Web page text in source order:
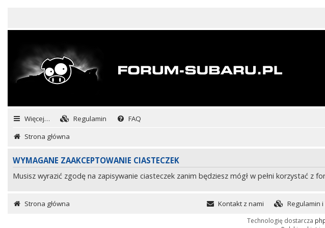
Więcej… Regulamin FAQ
Strona główna
WYMAGANE ZAAKCEPTOWANIE CIASTECZEK
Musisz wyrazić zgodę na zapisywanie ciasteczek zanim będziesz mógł w pełni korzystać z
Strona główna Regulamin
Kontakt z nami
Technologię dostarcza